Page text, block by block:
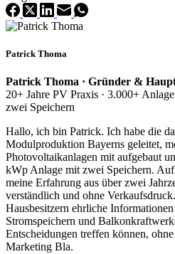
Patrick Thoma
Patrick Thoma · Gründer &
20+ Jahre PV Praxis · 3.000+
zwei Speichern
Hallo, ich bin Patrick. Ich habe die
Modulproduktion Bayerns geleitet,
Photovoltaikanlagen mit aufgebaut
kWp Anlage mit zwei Speichern.
meine Erfahrung aus über zwei
verständlich und ohne
Hausbesitzern ehrliche
Stromspeichern und
Entscheidungen treffen können,
Marketing Bla.